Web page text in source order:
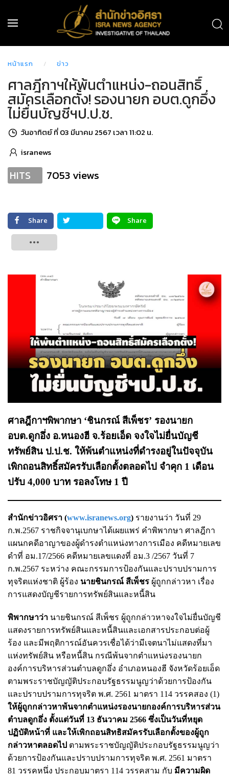
หน้าแรก ข่าว
ศาลฎีกาฯให้พ้นตำแหน่ง-ถอนสิทธิ์
สมัครเลือกตั้ง! รองนายก อบต.ดูกอึ่ง
ไม่ยื่นบัญชีฯป.ป.ช.
วันอาทิตย์ ที่ 03 มีนาคม 2567 เวลา 11:02 น.
isranews
HITS 7053 views
Share
Share
ศาลฎีกาฯพิพากษา ‘ชินกรณ์ สีเพ็ชร’ รองนายก
อบต.ดูกอึ่ง อ.หนองฮี จ.ร้อยเอ็ด จงใจไม่ยื่นบัญชี
ทรัพย์สิน ป.ป.ช. ให้พ้นตำแหน่งที่ดำรงอยู่ในปัจจุบัน
เพิกถอนสิทธิ์สมัครรับเลือกตั้งตลอดไป จำคุก 1 เดือน
ปรับ 4,000 บาท รอลงโทษ 1 ปี
สำนักข่าวอิศรา (www.isranews.org) รายงานว่า วันที่ 29
ก.พ.2567 ราชกิจจานุเบกษาได้เผยแพร่ คำพิพากษา ศาลฎีกา
แผนกคดีอาญาของผู้ดำรงตำแหน่งทางการเมือง คดีหมายเลข
ดำที่ อม.17/2566 คดีหมายเลขแดงที่ อม.3 /2567 วันที่ 7
ก.พ.2567 ระหว่าง คณะกรรมการป้องกันและปราบปรามการ
ทุจริตแห่งชาติ ผู้ร้อง นายชินกรณ์ สีเพ็ชร ผู้ถูกกล่าวหา เรื่อง
การแสดงบัญชีรายการทรัพย์สินและหนี้สิน
พิพากษาว่า นายชินกรณ์ สีเพ็ชร ผู้ถูกกล่าวหาจงใจไม่ยื่นบัญชี
แสดงรายการทรัพย์สินและหนี้สินและเอกสารประกอบต่อผู้
ร้อง และมีพฤติการณ์อันควรเชื่อได้ว่ามีเจตนาไม่แสดงที่มา
แห่งทรัพย์สิน หรือหนี้สิน กรณีพ้นจากตำแหน่งรองนายก
องค์การบริหารส่วนตำบลดูกอึ่ง อำเภอหนองฮี จังหวัดร้อยเอ็ด
ตามพระราชบัญญัติประกอบรัฐธรรมนูญว่าด้วยการป้องกัน
และปราบปรามการทุจริต พ.ศ. 2561 มาตรา 114 วรรคสอง (1)
ให้ผู้ถูกกล่าวหาพ้นจากตำแหน่งรองนายกองค์การบริหารส่วน
ตำบลดูกอึ่ง ตั้งแต่วันที่ 13 ธันวาคม 2566 ซึ่งเป็นวันที่หยุด
ปฏิบัติหน้าที่ และให้เพิกถอนสิทธิสมัครรับเลือกตั้งของผู้ถูก
กล่าวหาตลอดไป ตามพระราชบัญญัติประกอบรัฐธรรมนูญว่า
ด้วยการป้องกันและปราบปรามการทุจริต พ.ศ. 2561 มาตรา
81 วรรคหนึ่ง ประกอบมาตรา 114 วรรคสาม กับ มีความผิด